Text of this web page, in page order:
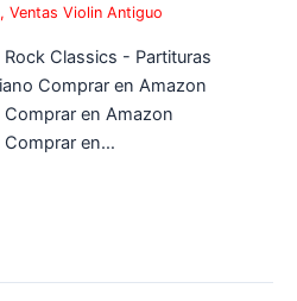
,Ventas Violin Antiguo
Classics - Partituras
Comprar en Amazon
en Amazon
Comprar en…